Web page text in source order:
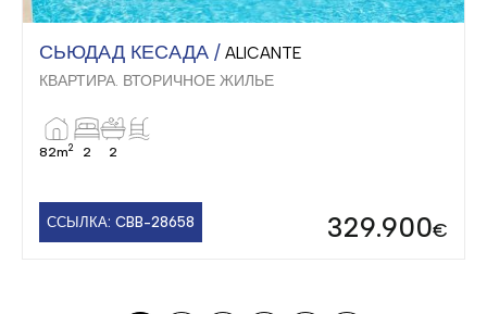
СЬЮДАД КЕСАДА / ALICANTE
КВАРТИРА. ВТОРИЧНОЕ ЖИЛЬЕ
82m2 2 2
ССЫЛКА: CBB-28658 329.900€